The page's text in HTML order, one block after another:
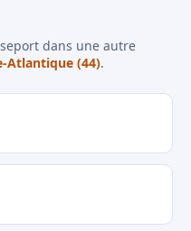
dans une autre
Atlantique (44).